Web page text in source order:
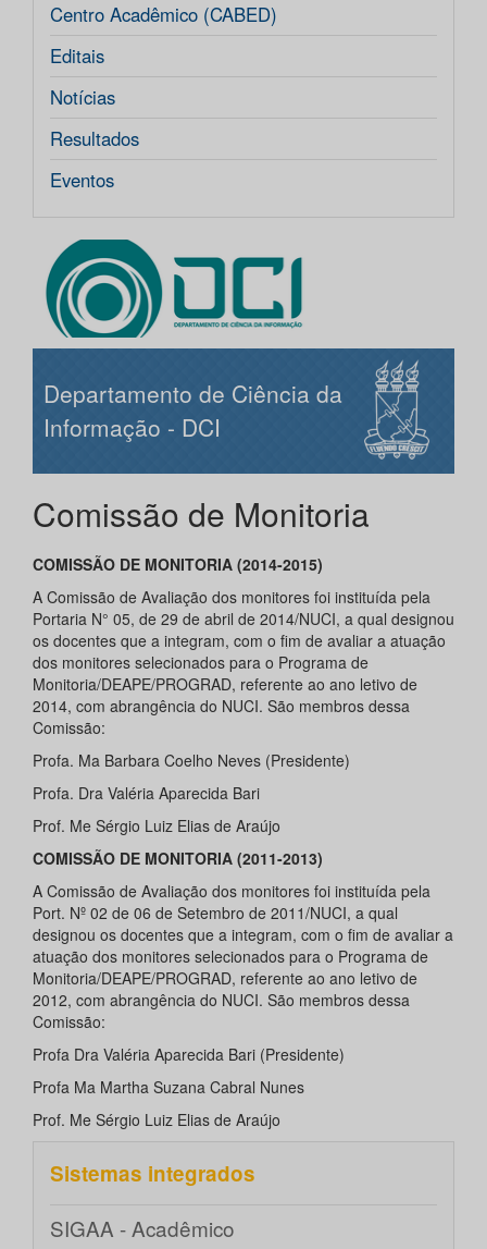
Centro Acadêmico (CABED)
Editais
Notícias
Resultados
Eventos
Departamento de Ciência da
Informação - DCI
Comissão de Monitoria
COMISSÃO DE MONITORIA (2014-2015)
A Comissão de Avaliação dos monitores foi instituída pela
Portaria N° 05, de 29 de abril de 2014/NUCI, a qual designou
os docentes que a integram, com o fim de avaliar a atuação
dos monitores selecionados para o Programa de
Monitoria/DEAPE/PROGRAD, referente ao ano letivo de
2014, com abrangência do NUCI. São membros dessa
Comissão:
Profa. Ma Barbara Coelho Neves (Presidente)
Profa. Dra Valéria Aparecida Bari
Prof. Me Sérgio Luiz Elias de Araújo
COMISSÃO DE MONITORIA (2011-2013)
A Comissão de Avaliação dos monitores foi instituída pela
Port. Nº 02 de 06 de Setembro de 2011/NUCI, a qual
designou os docentes que a integram, com o fim de avaliar a
atuação dos monitores selecionados para o Programa de
Monitoria/DEAPE/PROGRAD, referente ao ano letivo de
2012, com abrangência do NUCI. São membros dessa
Comissão:
Profa Dra Valéria Aparecida Bari (Presidente)
Profa Ma Martha Suzana Cabral Nunes
Prof. Me Sérgio Luiz Elias de Araújo
Sistemas integrados
SIGAA - Acadêmico